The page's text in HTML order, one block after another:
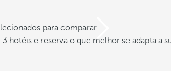
para comparar
hotéis e reserva o que melhor se adapta a